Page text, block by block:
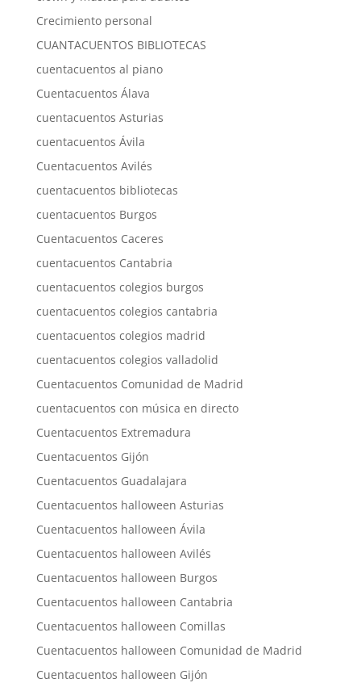
Crecimiento personal
CUANTACUENTOS BIBLIOTECAS
cuentacuentos al piano
Cuentacuentos Álava
cuentacuentos Asturias
cuentacuentos Ávila
Cuentacuentos Avilés
cuentacuentos bibliotecas
cuentacuentos Burgos
Cuentacuentos Caceres
cuentacuentos Cantabria
cuentacuentos colegios burgos
cuentacuentos colegios cantabria
cuentacuentos colegios madrid
cuentacuentos colegios valladolid
Cuentacuentos Comunidad de Madrid
cuentacuentos con música en directo
Cuentacuentos Extremadura
Cuentacuentos Gijón
Cuentacuentos Guadalajara
Cuentacuentos halloween Asturias
Cuentacuentos halloween Ávila
Cuentacuentos halloween Avilés
Cuentacuentos halloween Burgos
Cuentacuentos halloween Cantabria
Cuentacuentos halloween Comillas
Cuentacuentos halloween Comunidad de Madrid
Cuentacuentos halloween Gijón